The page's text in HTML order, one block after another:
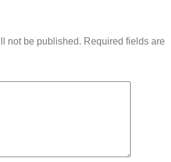
not be published. Required fields are